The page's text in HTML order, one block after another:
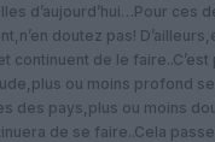
d’aujourd’hui…Pour ces
doutez pas!
continuent de le
ou moins profond
des pays,plus ou moins
de se faire..Cela